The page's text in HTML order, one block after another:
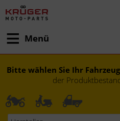
Menü
Bitte wählen Sie Ihr
der